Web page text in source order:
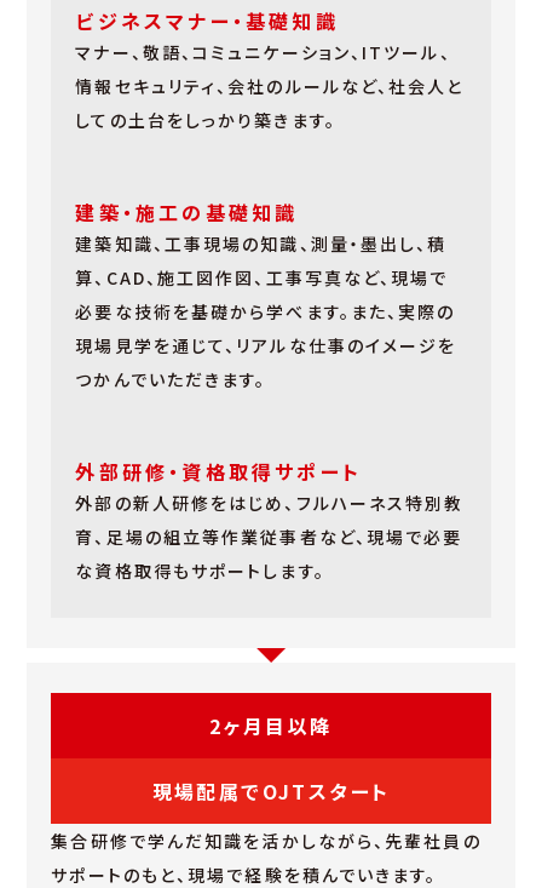
ビジネスマナー・基礎知識
マナー、敬語、コミュニケーション、ITツール、
情報セキュリティ、会社のルールなど、社会人と
しての土台をしっかり築きます。
建築・施工の基礎知識
建築知識、工事現場の知識、測量・墨出し、積
算、CAD、施工図作図、工事写真など、現場で
必要な技術を基礎から学べます。また、実際の
現場見学を通じて、リアルな仕事のイメージを
つかんでいただきます。
外部研修・資格取得サポート
外部の新人研修をはじめ、フルハーネス特別教
育、足場の組立等作業従事者など、現場で必要
な資格取得もサポートします。
2ヶ月目以降
現場配属でOJTスタート
集合研修で学んだ知識を活かしながら、先輩社員の
サポートのもと、現場で経験を積んでいきます。